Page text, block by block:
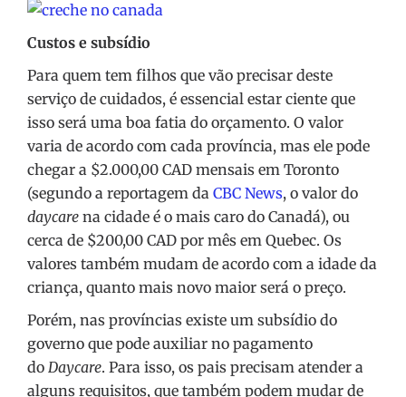
Custos e subsídio
Para quem tem filhos que vão precisar deste
serviço de cuidados, é essencial estar ciente que
isso será uma boa fatia do orçamento. O valor
varia de acordo com cada província, mas ele pode
chegar a $2.000,00 CAD mensais em Toronto
(segundo a reportagem da CBC News, o valor do
daycare na cidade é o mais caro do Canadá), ou
cerca de $200,00 CAD por mês em Quebec. Os
valores também mudam de acordo com a idade da
criança, quanto mais novo maior será o preço.
Porém, nas províncias existe um subsídio do
governo que pode auxiliar no pagamento
do Daycare. Para isso, os pais precisam atender a
alguns requisitos, que também podem mudar de